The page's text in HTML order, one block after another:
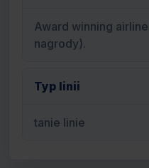
Award winning
nagrody).
Typ linii
tanie linie